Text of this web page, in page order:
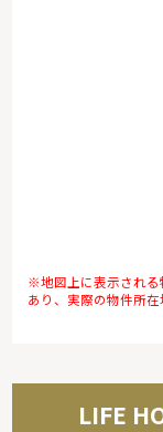
※地図上に表示される
あり、実際の物件所在
LIFE